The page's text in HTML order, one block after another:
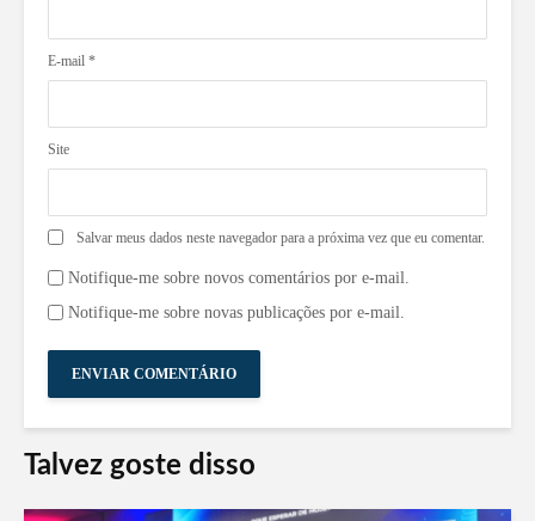
E-mail *
Site
Salvar meus dados neste navegador para a próxima vez que eu comentar.
Notifique-me sobre novos comentários por e-mail.
Notifique-me sobre novas publicações por e-mail.
Talvez goste disso